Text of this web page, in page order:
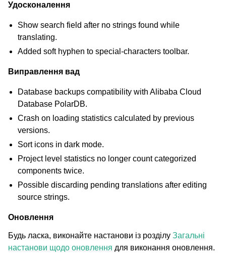
Удосконалення
Show search field after no strings found while
translating.
Added soft hyphen to special-characters toolbar.
Виправлення вад
Database backups compatibility with Alibaba Cloud
Database PolarDB.
Crash on loading statistics calculated by previous
versions.
Sort icons in dark mode.
Project level statistics no longer count categorized
components twice.
Possible discarding pending translations after editing
source strings.
Оновлення
Будь ласка, виконайте настанови із розділу Загальні
настанови щодо оновлення для виконання оновлення.